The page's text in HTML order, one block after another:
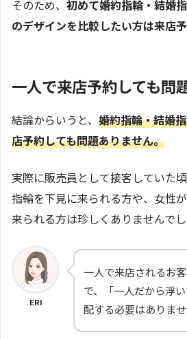
そのため、 初めて婚約指輪・結婚
のデザインを比較したい方は来店予
一人で来店予約しても問
結論からいうと、 婚約指輪・結婚
店予約しても問題ありません。
実際に販売員として接客していた
指輪を下見に来られる方や、女性
来られる方は珍しくありませんでし
ERI
一人で来店されるお
で、「一人だから浮
配する必要はありませ